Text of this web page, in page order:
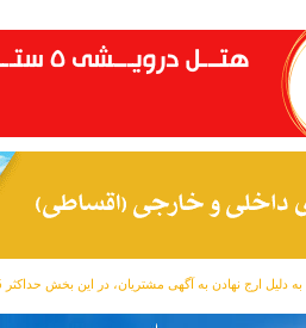
به دلیل ارج نهادن به آگهی مشتریان، در این بخش حداکثر 5 آگهی نمایش داده می شود و از پذیرش تعداد آگهی بیشتر معذوریم.